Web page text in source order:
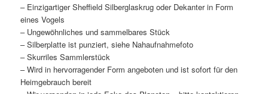
– Einzigartiger Sheffield Silberglaskrug oder Dekanter in Form
eines Vogels
– Ungewöhnliches und sammelbares Stück
– Silberplatte ist punziert, siehe Nahaufnahmefoto
– Skurriles Sammlerstück
– Wird in hervorragender Form angeboten und ist sofort für den
Heimgebrauch bereit